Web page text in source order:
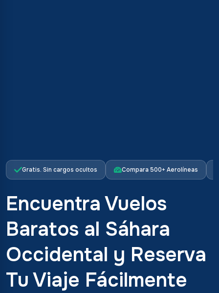
Gratis. Sin cargos ocultos Compara 500+ Aerolíneas
Encuentra Vuelos
Baratos al Sáhara
Occidental y Reserva
Tu Viaje Fácilmente